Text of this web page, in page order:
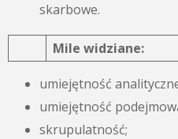
skarbowe.
Mile widziane:
umiejętność
umiejętność
skrupulatność;